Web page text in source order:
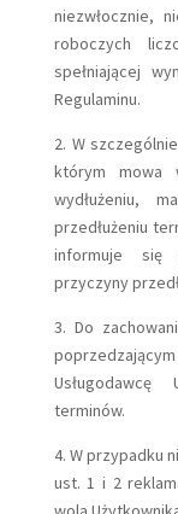
niezwłocznie,
roboczych
spełniającej
Regulaminu.
2. W
którym mowa
wydłużeniu,
przedłużeniu
informuje się
przyczyny
3. Do
terminów.
4. W przypadku
ust. 1 i 2